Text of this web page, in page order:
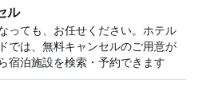
ル
っても、お任せください。ホテル
では、無料キャンセルのご用意が
宿泊施設を検索・予約できます